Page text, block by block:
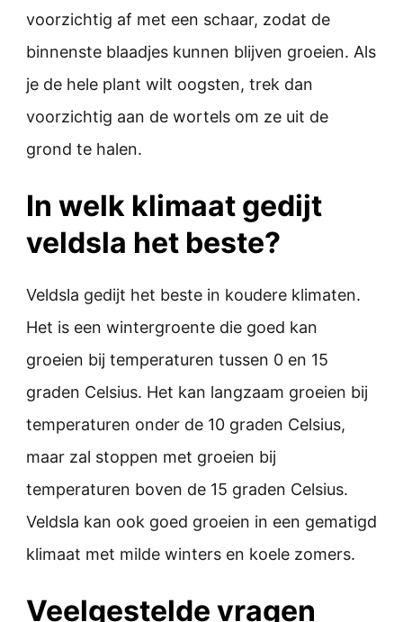
voorzichtig af met een schaar, zodat de
binnenste blaadjes kunnen blijven groeien. Als
je de hele plant wilt oogsten, trek dan
voorzichtig aan de wortels om ze uit de
grond te halen.
In welk klimaat gedijt
veldsla het beste?
Veldsla gedijt het beste in koudere klimaten.
Het is een wintergroente die goed kan
groeien bij temperaturen tussen 0 en 15
graden Celsius. Het kan langzaam groeien bij
temperaturen onder de 10 graden Celsius,
maar zal stoppen met groeien bij
temperaturen boven de 15 graden Celsius.
Veldsla kan ook goed groeien in een gematigd
klimaat met milde winters en koele zomers.
Veelgestelde vragen